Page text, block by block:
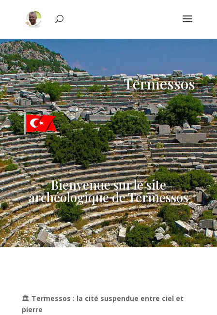
Termessos
Bienvenue sur le site
archéologique de Termessos
🏛️ Termessos : la cité suspendue entre ciel et
pierre